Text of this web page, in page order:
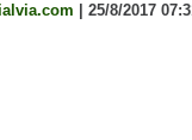
| 25/8/2017